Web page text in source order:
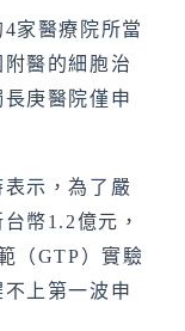
家醫療院所當
醫的細胞治
庚醫院僅申
示，為了嚴
幣1.2億元，
（GTP）實驗
上第一波申